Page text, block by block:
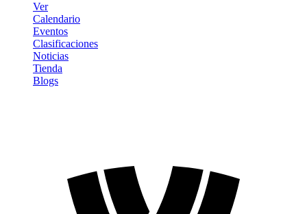
Ver
Calendario
Eventos
Clasificaciones
Noticias
Tienda
Blogs